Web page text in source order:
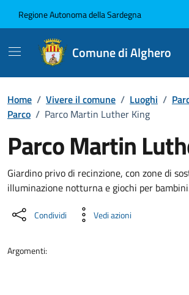
Regione Autonoma della Sardegna
Comune di Alghero
Home / Vivere il comune / Luoghi /
Parco / Parco Martin Luther King
Parco Martin
Dettaglio luogo
Giardino privo di recinzione, con zone di
illuminazione notturna e giochi per
Condividi Vedi azioni
Argomenti: